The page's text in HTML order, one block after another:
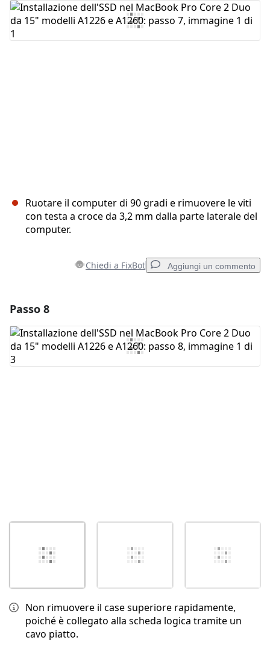
Aggiungi Commento
Ruotare il computer di 90 gradi e rimuovere le viti
con testa a croce da 3,2 mm dalla parte laterale del
computer.
Chiedi a FixBot Aggiungi un commento
Aggiungi Commento
Passo 8
Non rimuovere il case superiore rapidamente,
poiché è collegato alla scheda logica tramite un
cavo piatto.